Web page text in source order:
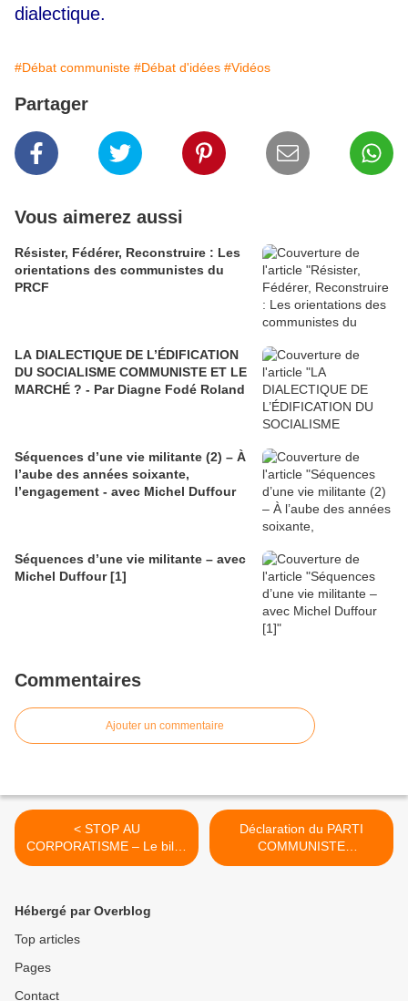
dialectique.
#Débat communiste #Débat d'idées #Vidéos
Partager
Vous aimerez aussi
Résister, Fédérer, Reconstruire : Les
orientations des communistes du
PRCF
LA DIALECTIQUE DE L’ÉDIFICATION
DU SOCIALISME COMMUNISTE ET LE
MARCHÉ ? - Par Diagne Fodé Roland
Séquences d’une vie militante (2) – À
l’aube des années soixante,
l’engagement - avec Michel Duffour
Séquences d’une vie militante – avec
Michel Duffour [1]
Commentaires
Ajouter un commentaire
< STOP AU
CORPORATISME – Le billet
du Docteur Christophe
Déclaration du PARTI
COMMUNISTE
PALESTINIEN sur la
Hébergé par Overblog
Top articles
Pages
Contact